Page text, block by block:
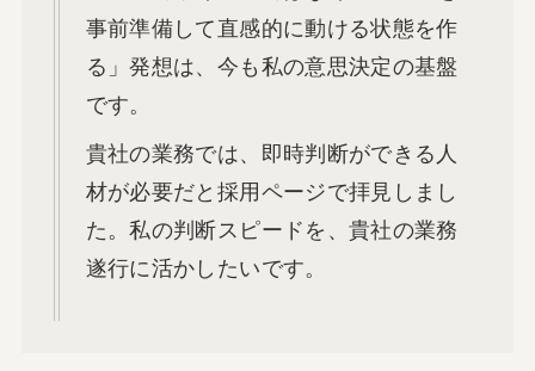
事前準備して直感的に動ける状態を作
る」発想は、今も私の意思決定の基盤
です。
貴社の業務では、即時判断ができる人
材が必要だと採用ページで拝見しまし
た。私の判断スピードを、貴社の業務
遂行に活かしたいです。